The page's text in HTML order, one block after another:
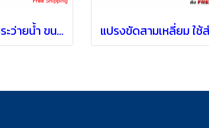
ล้อดูดตะกอนสระว่ายน้ำ ขนาด 19 นิ้ว